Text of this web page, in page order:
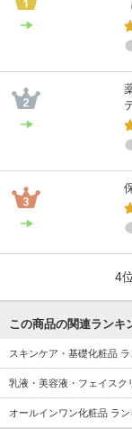
4
この商品の関連ランキ
スキンケア・基礎化粧品
乳液・美容液・フェイスク
オールインワン化粧品 ラ